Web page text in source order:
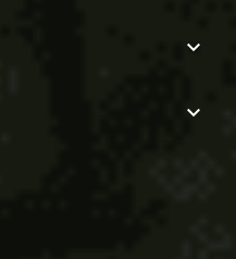
keyboard_arrow_down
keyboard_arrow_down